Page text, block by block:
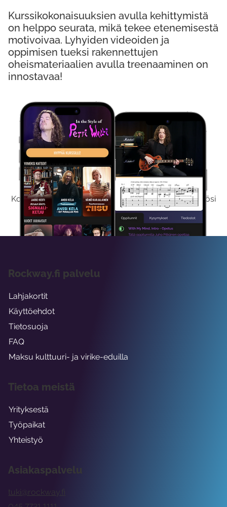
Kokeile Ilmaiseksi
Kokeilemalla ilmaiseksi saat koko sisältömme käyttöösi
viikon ajaksi.
Kurssikokonaisuuksien avulla kehittymistä
on helppo seurata, mikä tekee etenemisestä
motivoivaa. Lyhyiden videoiden ja
oppimisen tueksi rakennettujen
oheismateriaalien avulla treenaaminen on
innostavaa!
Asiakaspalvelu
tuki@rockway.fi
Rockway.fi palvelu
Lahjakortit
Käyttöehdot
Tietosuoja
FAQ
Maksu kulttuuri- ja virike-eduilla
Tietoa meistä
Yrityksestä
Työpaikat
Yhteistyö